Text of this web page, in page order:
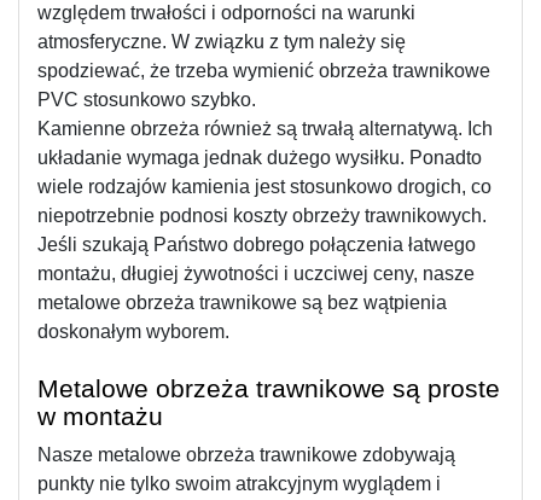
względem trwałości i odporności na warunki
atmosferyczne. W związku z tym należy się
spodziewać, że trzeba wymienić obrzeża trawnikowe
PVC stosunkowo szybko.
Kamienne obrzeża również są trwałą alternatywą. Ich
układanie wymaga jednak dużego wysiłku. Ponadto
wiele rodzajów kamienia jest stosunkowo drogich, co
niepotrzebnie podnosi koszty obrzeży trawnikowych.
Jeśli szukają Państwo dobrego połączenia łatwego
montażu, długiej żywotności i uczciwej ceny, nasze
metalowe obrzeża trawnikowe są bez wątpienia
doskonałym wyborem.
Metalowe obrzeża trawnikowe są proste
w montażu
Nasze metalowe obrzeża trawnikowe zdobywają
punkty nie tylko swoim atrakcyjnym wyglądem i